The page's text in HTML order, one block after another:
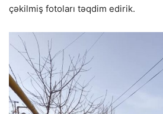
çəkilmiş fotoları təqdim edirik.